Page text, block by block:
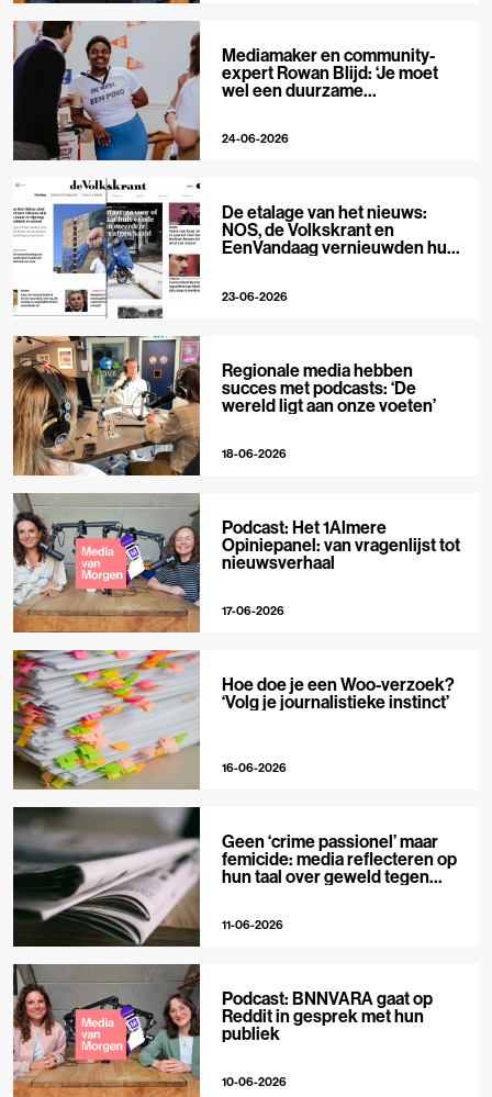
Mediamaker en community-
expert Rowan Blijd: ‘Je moet
wel een duurzame
24-06-2026
De etalage van het nieuws:
NOS, de Volkskrant en
EenVandaag vernieuwden hun
23-06-2026
Regionale media hebben
succes met podcasts: ‘De
wereld ligt aan onze voeten’
18-06-2026
Podcast: Het 1Almere
Opiniepanel: van vragenlijst tot
nieuwsverhaal
17-06-2026
Hoe doe je een Woo-verzoek?
‘Volg je journalistieke instinct’
16-06-2026
Geen ‘crime passionel’ maar
femicide: media reflecteren op
hun taal over geweld tegen
11-06-2026
Podcast: BNNVARA gaat op
Reddit in gesprek met hun
publiek
10-06-2026